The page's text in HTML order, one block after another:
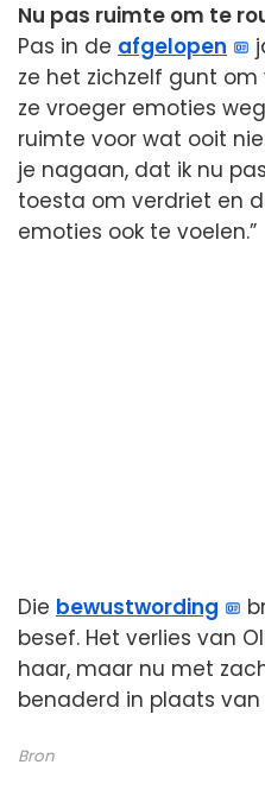
Nu pas ruimte om te
Pas in de afgelopen
ze het zichzelf gunt
ze vroeger emoties
ruimte voor wat ooit
je nagaan, dat ik nu
toesta om verdriet en
emoties ook te voelen.”
Die bewustwording
besef. Het verlies van
haar, maar nu met
benaderd in plaats
Bron